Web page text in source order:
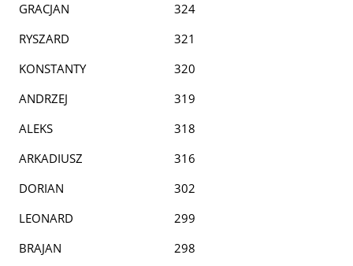
GRACJAN
324
RYSZARD
321
KONSTANTY
320
ANDRZEJ
319
ALEKS
318
ARKADIUSZ
316
DORIAN
302
LEONARD
299
BRAJAN
298